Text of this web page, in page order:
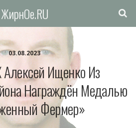
ЖирнОе.RU
03.08.2023
Ищенко Из
Награждён Медалью
Фермер»